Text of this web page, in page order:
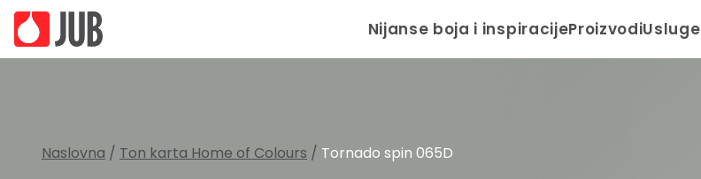
Nijanse boja i inspiracijeProizvodiUsluge
Naslovna / Ton karta Home of Colours / Tornado spin 065D